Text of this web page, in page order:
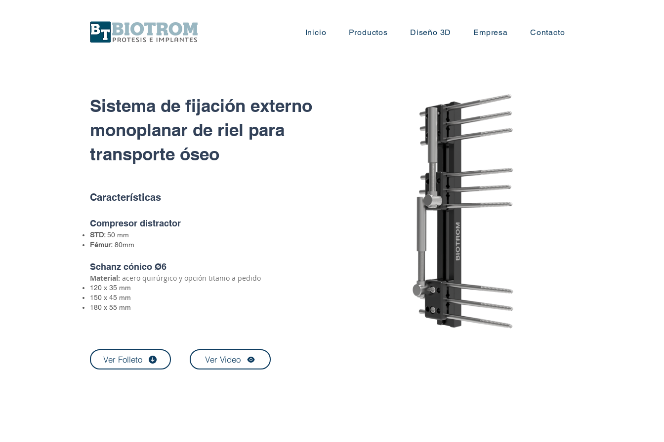
Inicio Productos Diseño 3D Empresa Contacto
Sistema de fijación externo
monoplanar de riel para
transporte óseo
Características
Compresor distractor
STD:50 mm
Fémur: 80mm
Schanz cónico Ø6
​Material: acero quirúrgico y opción titanio a pedido
120 x 35 mm
150 x 45 mm
180 x 55 mm
Ver Folleto Ver Video